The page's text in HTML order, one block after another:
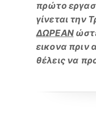
πρώτο
γίνεται την
ΔΩΡΕΑΝ
εικονα πριν
θέλεις να